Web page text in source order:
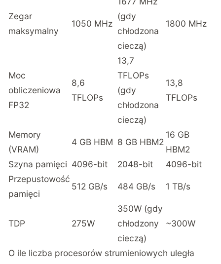
Zegar
maksymalny
1050 MHz
(gdy
chłodzona
cieczą)
1800 MHz
Moc
obliczeniowa
FP32
8,6
TFLOPs
13,7
TFLOPs
(gdy
chłodzona
cieczą)
13,8
TFLOPs
Memory
(VRAM)
4 GB HBM 8 GB HBM2
16 GB
HBM2
Szyna pamięci 4096-bit 2048-bit
4096-bit
Przepustowość
pamięci
512 GB/s 484 GB/s 1 TB/s
TDP 275W
350W (gdy
chłodzony
cieczą)
~300W
O ile liczba procesorów strumieniowych uległa